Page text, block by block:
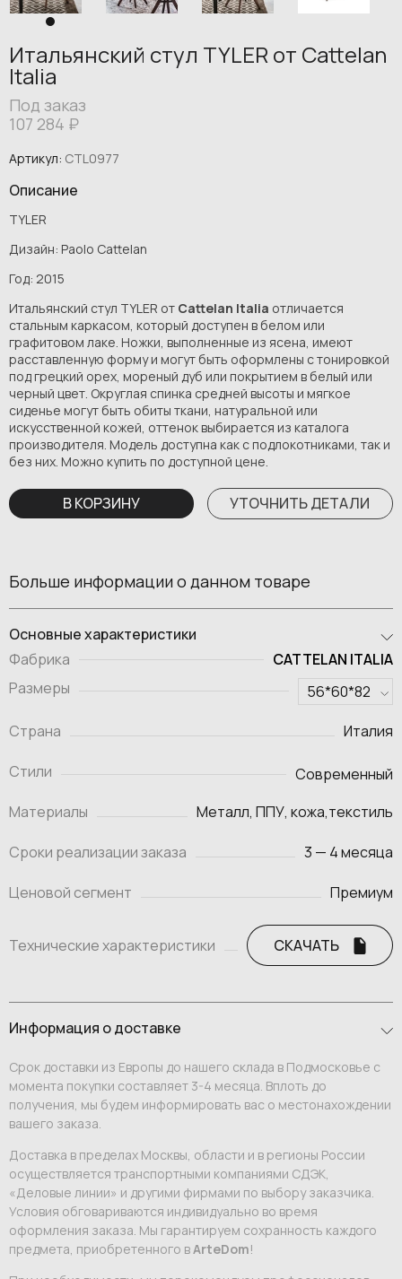
Итальянский стул TYLER от Cattelan
Italia
Под заказ
107 284 ₽
Артикул: CTL0977
Описание
TYLER
Дизайн: Paolo Cattelan
Год: 2015
Итальянский стул TYLER от Cattelan Italia отличается
стальным каркасом, который доступен в белом или
графитовом лаке. Ножки, выполненные из ясена, имеют
расставленную форму и могут быть оформлены с тонировкой
под грецкий орех, мореный дуб или покрытием в белый или
черный цвет. Округлая спинка средней высоты и мягкое
сиденье могут быть обиты ткани, натуральной или
искусственной кожей, оттенок выбирается из каталога
производителя. Модель доступна как с подлокотниками, так и
без них. Можно купить по доступной цене.
В КОРЗИНУ УТОЧНИТЬ ДЕТАЛИ
Больше информации о данном товаре
Основные характеристики
Фабрика
CATTELAN ITALIA
Страна Италия
Стили
Современный
Материалы
Металл, ППУ, кожа,текстиль
Сроки реализации заказа 3 — 4 месяца
Ценовой сегмент Премиум
Технические характеристики СКАЧАТЬ
Размеры
Информация о доставке
Срок доставки из Европы до нашего склада в Подмосковье с
момента покупки составляет 3-4 месяца. Вплоть до
получения, мы будем информировать вас о местонахождении
вашего заказа.
Доставка в пределах Москвы, области и в регионы России
осуществляется транспортными компаниями СДЭК,
«Деловые линии» и другими фирмами по выбору заказчика.
Условия обговариваются индивидуально во время
оформления заказа. Мы гарантируем сохранность каждого
предмета, приобретенного вArteDom!